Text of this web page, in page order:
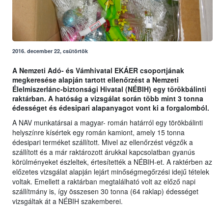
2016. december 22, csütörtök
A Nemzeti Adó- és Vámhivatal EKÁER csoportjának
megkeresése alapján tartott ellenőrzést a Nemzeti
Élelmiszerlánc-biztonsági Hivatal (NÉBIH) egy törökbálinti
raktárban. A hatóság a vizsgálat során több mint 3 tonna
édességet és édesipari alapanyagot vont ki a forgalomból.
A NAV munkatársai a magyar- román határról egy törökbálinti
helyszínre kísértek egy román kamiont, amely 15 tonna
édesipari terméket szállított. Mivel az ellenőrzést végzők a
szállított és a már raktározott árukkal kapcsolatban gyanús
körülményeket észleltek, értesítették a NÉBIH-et. A raktérben az
előzetes vizsgálat alapján lejárt minőségmegőrzési idejű tételek
voltak. Emellett a raktárban megtalálható volt az előző napi
szállítmány is, így összesen 30 tonna (64 raklap) édességet
vizsgáltak át a NÉBIH szakemberei.